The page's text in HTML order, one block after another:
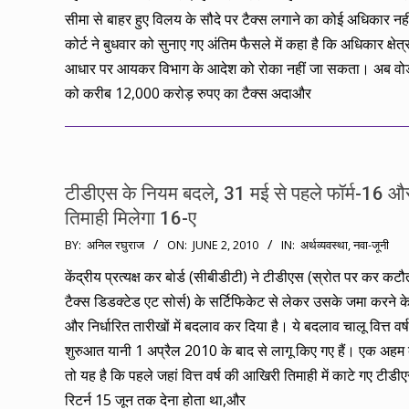
सीमा से बाहर हुए विलय के सौदे पर टैक्स लगाने का कोई अधिकार
कोर्ट ने बुधवार को सुनाए गए अंतिम फैसले में कहा है कि अधिकार
आधार पर आयकर विभाग के आदेश को रोका नहीं जा सकता। अब
को करीब 12,000 करोड़ रुपए का टैक्स अदाऔर
टीडीएस के नियम बदले, 31 मई से पहले फॉर्म-16
तिमाही मिलेगा 16-ए
2010-
06-
02
BY: अनिल रघुराज ON: JUNE 2, 2010 IN: अर्थव्यवस्था,नवा-जूनी
केंद्रीय प्रत्यक्ष कर बोर्ड (सीबीडीटी) ने टीडीएस (स्रोत पर कर
टैक्स डिडक्टेड एट सोर्स) के सर्टिफिकेट से लेकर उसके जमा करने
और निर्धारित तारीखों में बदलाव कर दिया है। ये बदलाव चालू वित्त
शुरुआत यानी 1 अप्रैल 2010 के बाद से लागू किए गए हैं। एक अहम
तो यह है कि पहले जहां वित्त वर्ष की आखिरी तिमाही में काटे गए
रिटर्न 15 जून तक देना होता था,और